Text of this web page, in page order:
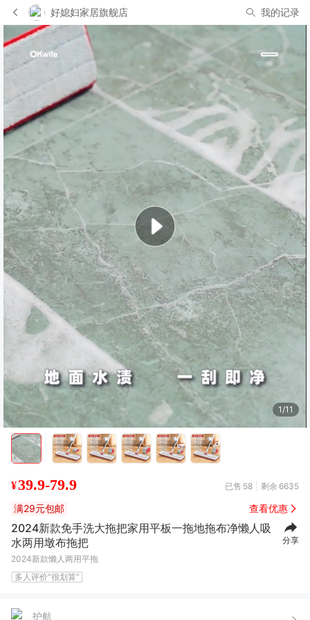
好媳妇家居旗舰店 我的记录
1/11
¥39.9-79.9 已售 58 剩余 6635
满29元包邮 查看优惠
2024新款免手洗大拖把家用平板一拖地拖布净懒人吸
水两用墩布拖把
2024新款懒人两用平拖
多人评价“很划算”
分享